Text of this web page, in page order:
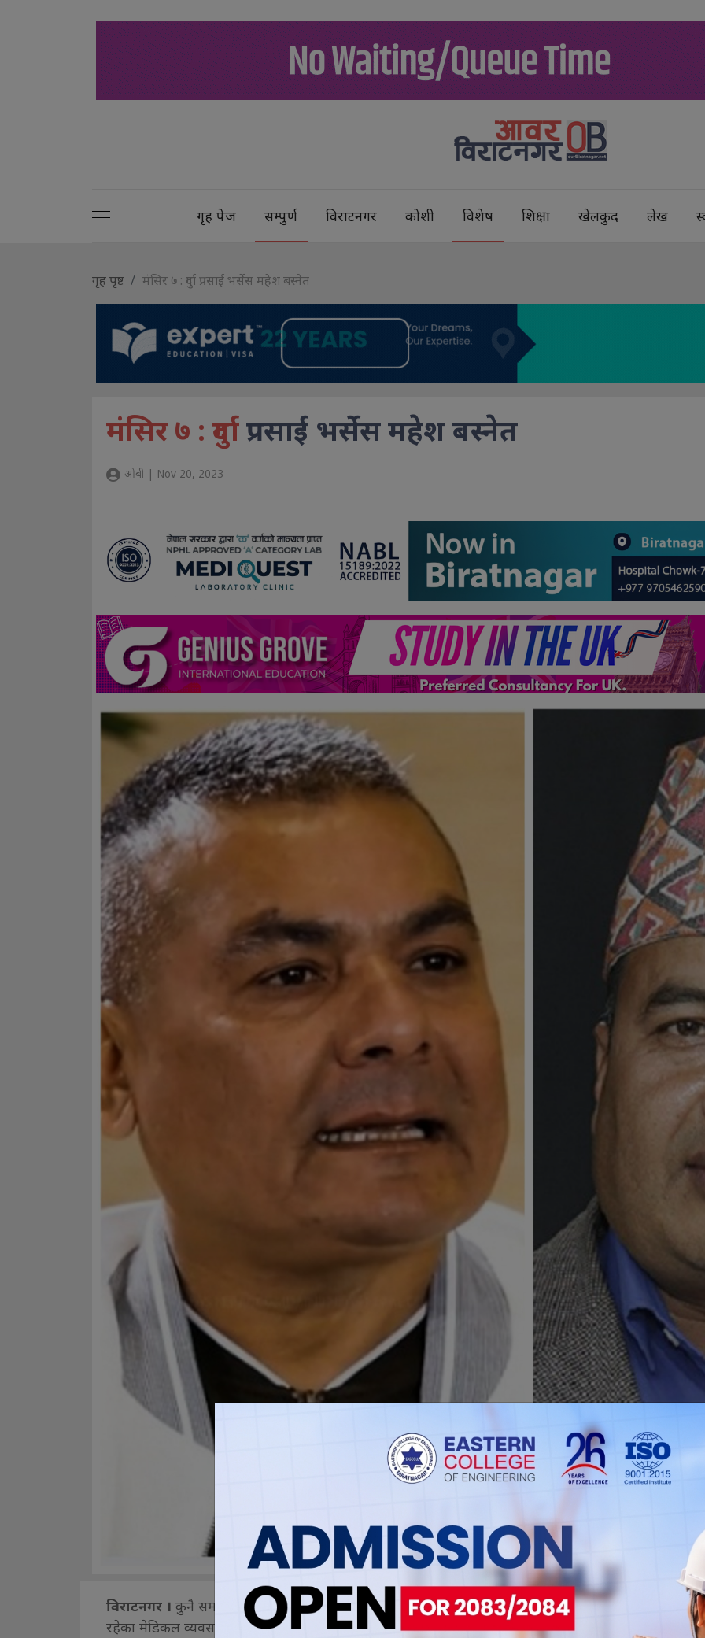
गृह पेज सम्पुर्ण विराटनगर कोशी विशेष शिक्षा खेलकुद लेख
गृह पृष्ट मंसिर ७ : दुर्गा प्रसाई भर्सेस महेश बस्नेत
मंसिर ७ : दुर्गाप्रसाई भर्सेस महेश बस्नेत
ओबी | Nov 20, 2023
विराटनगर । कुनै समय प्रधानमन्त्री एवम् माओवादी केन्द्रका अध्यक्ष पुष्पकमल दाहाल ‘प्रचण्ड’को प्रशंक
रहेका मेडिकल व्यवसायी दुर्गा प्रसाई केही समयपछि प्रधानमन्त्री दाहाललाई चटक्कै भुलेर पूर्वप्रधानमन्त्री एवम्